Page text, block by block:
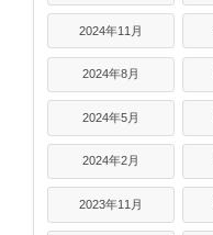
2024年11月
2024年8月
2024年5月
2024年2月
2023年11月